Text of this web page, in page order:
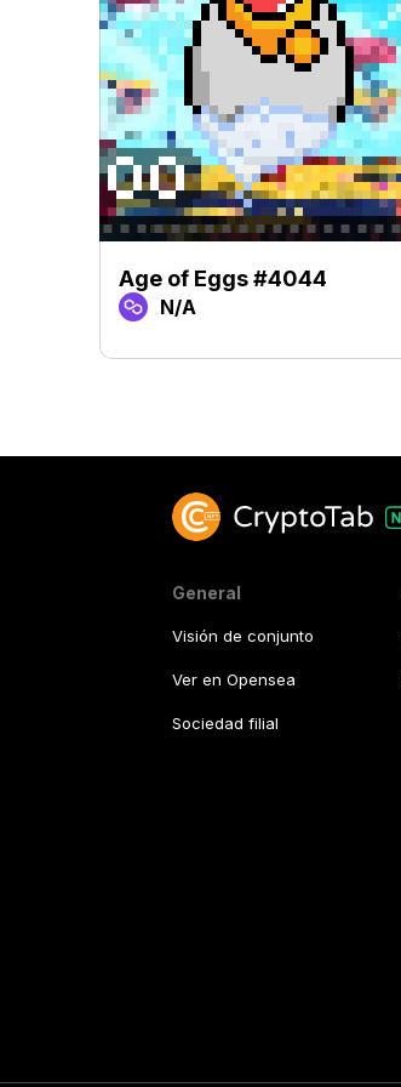
Age of Eggs #4044
N/A
General
Visión de conjunto
Ver en Opensea
Sociedad filial